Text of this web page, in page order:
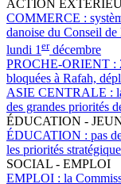
ACTION
COMMERCE :
danoise du Conseil
lundi 1 erdécembre
PROCHE-ORIENT :
bloquées à Rafah,
ASIE CENTRALE :
des grandes priorités
ÉDUCATION -
ÉDUCATION : pas
les priorités
SOCIAL - EMPLOI
EMPLOI : la